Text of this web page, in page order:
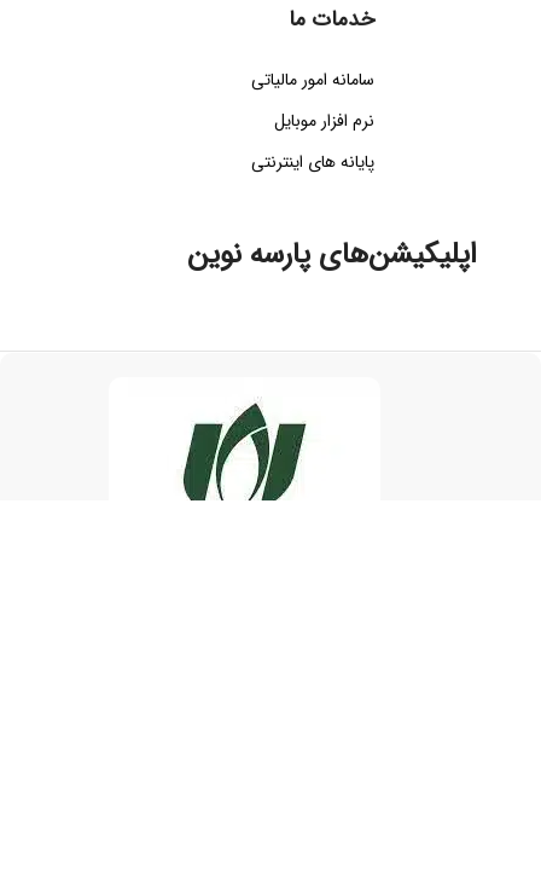
خدمات ما
سامانه امور مالیاتی
نرم افزار موبایل
پایانه های اینترنتی
اپلیکیشن‌های پارسه نوین